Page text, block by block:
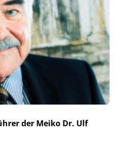
der Meiko Dr. Ulf